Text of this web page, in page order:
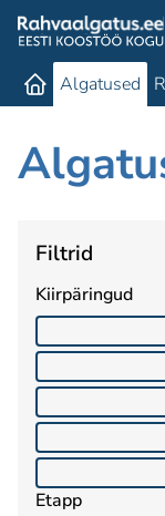
Algatused
Filtrid
Kiirpäringud
Etapp